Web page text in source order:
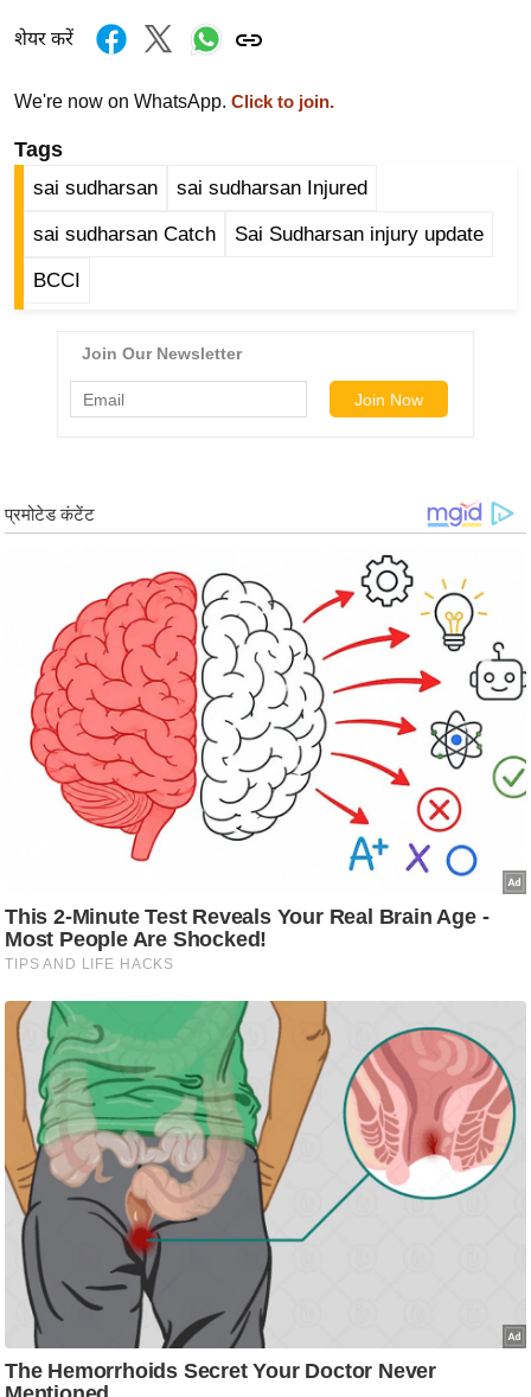
या
हि
ज
ग
त
टो
म
ज
ग
त
बॉ
हॉ
ली
वु
ड
फि
ल्म
स
मी
क्षा
B
r
e
a
k
i
n
शेयर करें
We're now on WhatsApp. Click to join.
Tags
sai sudharsan sai sudharsan Injured
sai sudharsan Catch Sai Sudharsan injury update
BCCI